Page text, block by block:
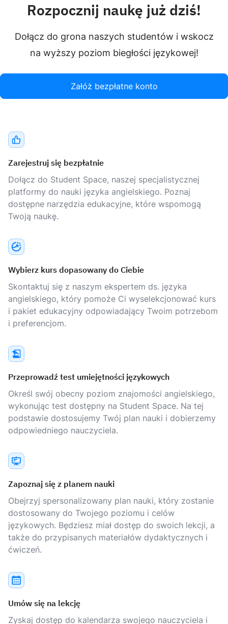
Rozpocznij naukę już dziś!
Dołącz do grona naszych studentów i wskocz
na wyższy poziom biegłości językowej!
Załóż bezpłatne konto
Zarejestruj się bezpłatnie
Dołącz do Student Space, naszej specjalistycznej
platformy do nauki języka angielskiego. Poznaj
dostępne narzędzia edukacyjne, które wspomogą
Twoją naukę.
Wybierz kurs dopasowany do Ciebie
Skontaktuj się z naszym ekspertem ds. języka
angielskiego, który pomoże Ci wyselekcjonować kurs
i pakiet edukacyjny odpowiadający Twoim potrzebom
i preferencjom.
Przeprowadź test umiejętności językowych
Określ swój obecny poziom znajomości angielskiego,
wykonując test dostępny na Student Space. Na tej
podstawie dostosujemy Twój plan nauki i dobierzemy
odpowiedniego nauczyciela.
Zapoznaj się z planem nauki
Obejrzyj spersonalizowany plan nauki, który zostanie
dostosowany do Twojego poziomu i celów
językowych. Będziesz miał dostęp do swoich lekcji, a
także do przypisanych materiałów dydaktycznych i
ćwiczeń.
Umów się na lekcję
Zyskaj dostęp do kalendarza swojego nauczyciela i